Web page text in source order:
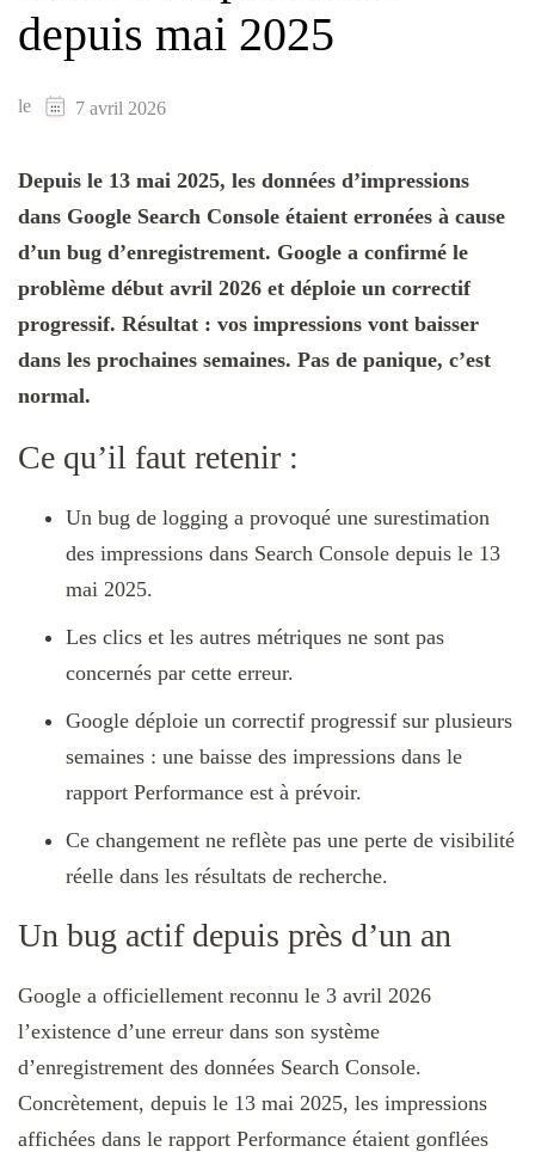
depuis mai 2025
le 7 avril 2026
Depuis le 13 mai 2025, les données d’impressions
dans Google Search Console étaient erronées à cause
d’un bug d’enregistrement. Google a confirmé le
problème début avril 2026 et déploie un correctif
progressif. Résultat : vos impressions vont baisser
dans les prochaines semaines. Pas de panique, c’est
normal.
Ce qu’il faut retenir :
Un bug de logging a provoqué une surestimation
des impressions dans Search Console depuis le 13
mai 2025.
Les clics et les autres métriques ne sont pas
concernés par cette erreur.
Google déploie un correctif progressif sur plusieurs
semaines : une baisse des impressions dans le
rapport Performance est à prévoir.
Ce changement ne reflète pas une perte de visibilité
réelle dans les résultats de recherche.
Un bug actif depuis près d’un an
Google a officiellement reconnu le 3 avril 2026
l’existence d’une erreur dans son système
d’enregistrement des données Search Console.
Concrètement, depuis le 13 mai 2025, les impressions
affichées dans le rapport Performance étaient gonflées